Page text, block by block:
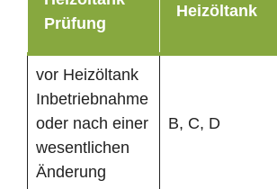
Prüfung
Heizöltank
vor Heizöltank
Inbetriebnahme
oder nach einer
wesentlichen
Änderung
B, C, D